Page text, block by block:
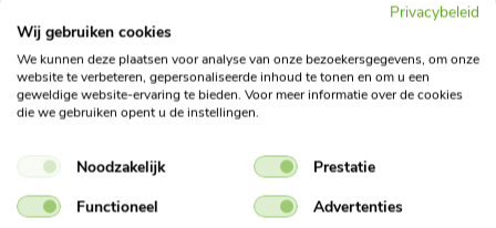
Maar er zijn ook schades die een grote invloed hebben op de
waarde van de auto, bijvoorbeeld krassen en deuken ontstaan
door een aanrijding. Voor deze schades kun je jouw verzekering
aanspreken. Je kunt er ook voor kiezen om het bedrag zelf te
betalen. Ons team staat klaar om je te adviseren.
In onze algemene voorwaarden
vind je ons innameprotocol.
Hierin staat het verschil tussen acceptabele en niet-acceptabele
schade. De auto wordt ter plekke bij ons bekeken door een
Privacybeleid
Wij gebruiken cookies
We kunnen deze plaatsen voor analyse van onze bezoekersgegevens, om onze
website te verbeteren, gepersonaliseerde inhoud te tonen en om u een
geweldige website-ervaring te bieden. Voor meer informatie over de cookies
die we gebruiken opent u de instellingen.
Noodzakelijk
Prestatie
Functioneel
Advertenties